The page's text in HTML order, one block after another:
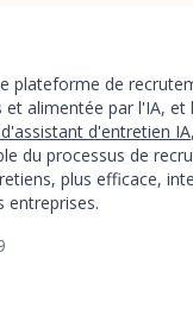
plateforme de
et alimentée par l'IA, et
d'entretien IA
du processus de
plus efficace,
entreprises.